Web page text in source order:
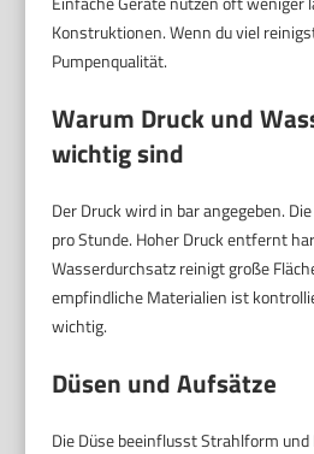
Konstruktionen. Wenn du viel
Pumpenqualität.
Warum Druck und
wichtig sind
Der Druck wird in bar angegeben.
pro Stunde. Hoher Druck entfernt
Wasserdurchsatz reinigt große
empfindliche Materialien ist
wichtig.
Düsen und Aufsätze
Die Düse beeinflusst Strahlform